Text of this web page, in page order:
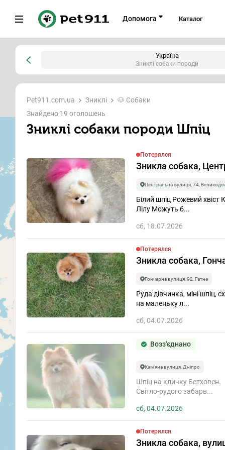
Допомога Каталог
Україна
Зниклі собаки породи
Pet911.com.ua Зниклі
🐶 Собаки
Знайдено 19 оголошень
Зниклі собаки породи Шпіц
Потерялся
Зникла собака,
Центральна вулиця, 74,
Білий шпіц Рожевий хвіст
Лілу Можуть б...
сб, 18.07.2026
Потерялся
Зникла собака,
Гончарна вулиця, 92, Гатне
Руда дівчинка, міні шпіц,
на маленьку л...
сб, 04.07.2026
Возз'єднано
Кам'яна вулиця, Дніпро
Шпіц на кличку Бетховен.
Світло-рудого забарв...
сб, 04.07.2026
Потерялся
Зникла собака,
Вид тварини
За який
Шукати за
За Весь Час
Показувати